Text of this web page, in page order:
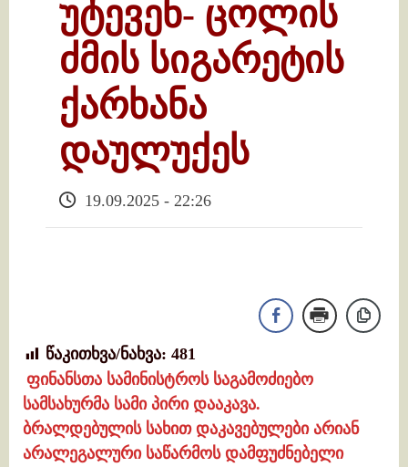
უტევენ- ცოლის
ძმის სიგარეტის
ქარხანა
დაულუქეს
19.09.2025 - 22:26
წაკითხვა/ნახვა: 481
ფინანსთა სამინისტროს საგამოძიებო
სამსახურმა სამი პირი დააკავა.
ბრალდებულის სახით დაკავებულები არიან
არალეგალური საწარმოს დამფუძნებელი